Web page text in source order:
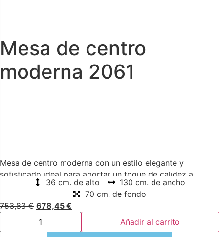
Mesa de centro
moderna 2061
Mesa de centro moderna con un estilo elegante y
sofisticado ideal para aportar un toque de calidez a
nuestro salón. Gran espacio de almacenaje gracias a su
cajón con sistema de cierre retardado y hueco lateral
abierto.
36 cm. de alto
130 cm. de ancho
70 cm. de fondo
753,83€ 678,45 €
Añadir al carrito